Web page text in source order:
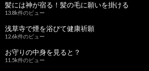
髪には神が宿る！髪の毛に願いを掛ける
13.8k件のビュー
浅草寺で煙を浴びて健康祈願
12.6k件のビュー
お守りの中身を見ると？
11.5k件のビュー